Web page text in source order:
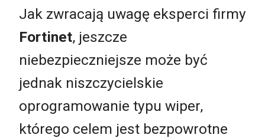
Jak zwracają uwagę eksperci firmy
Fortinet, jeszcze
niebezpieczniejsze może być
jednak niszczycielskie
oprogramowanie typu wiper,
którego celem jest bezpowrotne